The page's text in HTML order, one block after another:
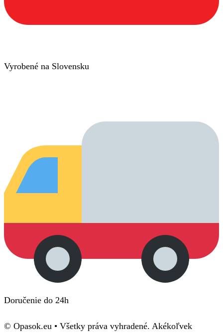
Vyrobené na Slovensku
Doručenie do 24h
© Opasok.eu • Všetky práva vyhradené. Akékoľvek